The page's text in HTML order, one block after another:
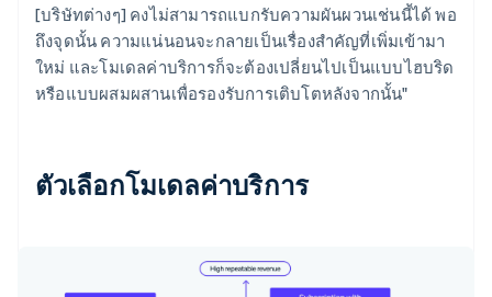
[บริษัทต่างๆ] คงไม่สามารถแบกรับความผันผวนเช่นนี้ได้ พอ
ถึงจุดนั้น ความแน่นอนจะกลายเป็นเรื่องสำคัญที่เพิ่มเข้ามา
ใหม่ และโมเดลค่าบริการก็จะต้องเปลี่ยนไปเป็นแบบไฮบริด
หรือแบบผสมผสานเพื่อรองรับการเติบโตหลังจากนั้น"
ตัวเลือกโมเดลค่าบริการ